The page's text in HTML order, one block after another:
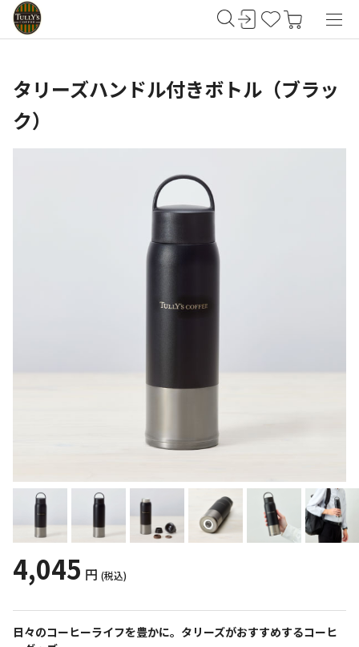
タリーズハンドル付きボトル（ブラッ
ク）
日々のコーヒーライフを豊かに。タリーズがおすすめするコーヒ
4,045 円 (税込)